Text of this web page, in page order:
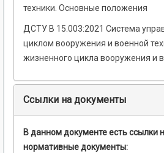
техники. Основные положения
ДСТУ В 15.003:2021 Система
циклом вооружения и военной
жизненного цикла вооружения и
Ссылки на документы
В данном документе есть ссылки
нормативные документы: